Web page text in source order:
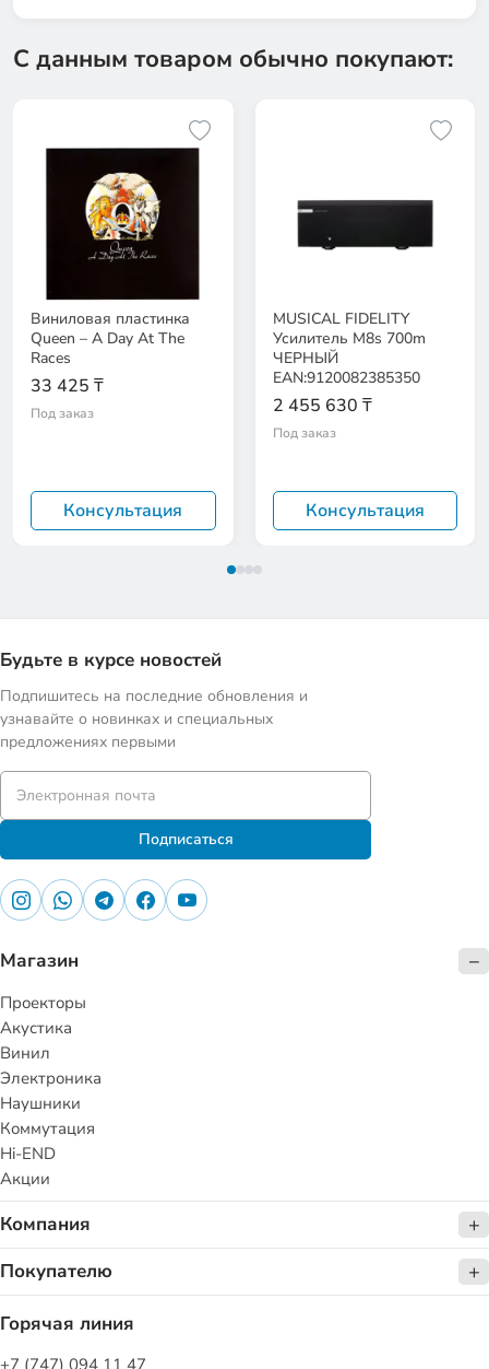
С данным товаром обычно покупают:
Виниловая пластинка
Queen – A Day At The
Races
33 425 ₸
Под заказ
Консультация
MUSICAL FIDELITY
Усилитель M8s 700m
ЧЕРНЫЙ
EAN:9120082385350
2 455 630 ₸
Под заказ
Консультация
Будьте в курсе новостей
Подпишитесь на последние обновления и
узнавайте о новинках и специальных
предложениях первыми
Подписаться
Магазин
Проекторы
Акустика
Винил
Электроника
Наушники
Коммутация
Hi-END
Акции
Компания
Покупателю
Горячая линия